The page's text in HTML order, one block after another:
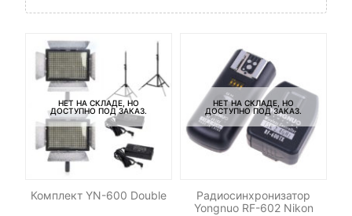
НЕТ НА СКЛАДЕ, НО
ДОСТУПНО ПОД ЗАКАЗ.
Комплект YN-600 Double
НЕТ НА СКЛАДЕ, НО
ДОСТУПНО ПОД ЗАКАЗ.
Радиосинхронизатор
Yongnuo RF-602 Nikon